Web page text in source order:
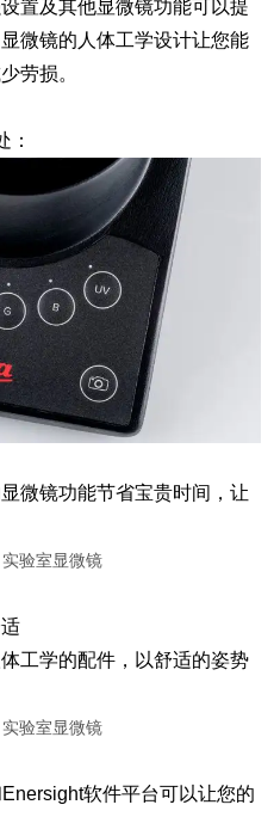
置及其他显微镜功能可以提
微镜的人体工学设计让您能
劳损。
：
微镜功能节省宝贵时间，让
工学的配件，以舒适的姿势
软件平台可以让您的